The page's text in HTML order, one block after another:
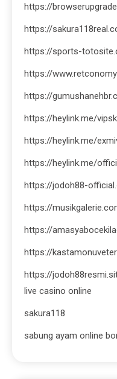
https://
https://
https://sports-
https://
https://
https://heylink.me/
https://heylink.me/
https://heylink.me/
https://jodoh88-
https://
https://
https://
https://
live casino online
sakura118
sabung ayam online